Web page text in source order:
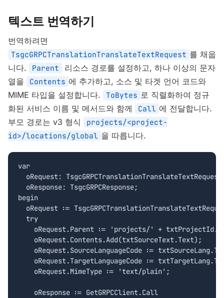
텍스트 번역하기
번역하려면
TsgcGRPCTranslationTranslateTextRequest 를 채웁
니다.
Parent
리소스 경로를 설정하고, 하나 이상의 문자
열을
Contents 에 추가하고, 소스 및 타겟 언어 코드와
MIME 타입을 설정합니다.
ToBytes 로 직렬화하여 정규
화된 서비스 이름 및 메서드와 함께
Call 에 전달합니다.
부모 경로는 v3 형식
projects/<project-
id>/locations/global 을 따릅니다.
var
oRequest:
  oResponse: TsgcGRPCResponse;
begin
oRequest :=
  try
oRequest.Parent := 'projects/' +
    oRequest.Contents.Add(txtSourceText.Text);
oRequest.SourceLanguageCode :=
oRequest.TargetLanguageCode :=
    oRequest.MimeType := 'text/plain';
    oResponse := GetGRPCClient.Call